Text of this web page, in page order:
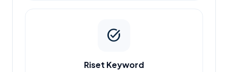
task_alt
Riset Keyword